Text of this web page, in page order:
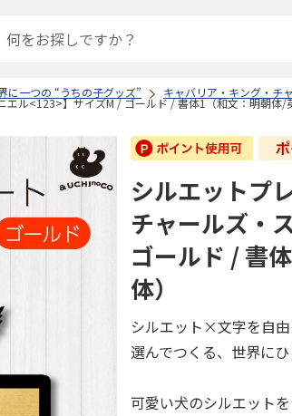
に一つの “うちの子グッズ” キャバリア・キング・チ
ル<123>】サイズM / ゴールド / 書体1（和文：明朝体/
シルエットプ
チャールズ・
ゴールド / 書
体）
シルエット×文字を自
選んでつくる、世界に
可愛い犬のシルエット